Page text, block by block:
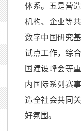
体系。五是营
机构、企业等
数字中国研究
试点工作，综
国建设峰会等
内国际系列赛
造全社会共同
好氛围。